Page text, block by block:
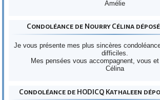
Amélie
Condoléance de Nourry Célina
Je vous présente mes plus sincères
difficiles.
Mes pensées vous accompagnent, vous et
Célina
Condoléance de HODICQ Kathaleen